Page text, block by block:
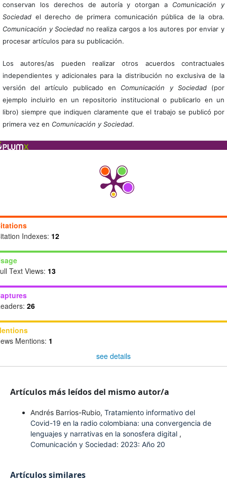
conservan los derechos de autoría y otorgan a Comunicación y
Sociedadel derecho de primera comunicación pública de la obra.
Comunicación y Sociedad no realiza cargos a los autores por enviar y
procesar artículos para su publicación.
Los autores/as pueden realizar otros acuerdos contractuales
independientes y adicionales para la distribución no exclusiva de la
versión del artículo publicado en Comunicación y Sociedad(por
ejemplo incluirlo en un repositorio institucional o publicarlo en un
libro) siempre que indiquen claramente que el trabajo se publicó por
primera vez en Comunicación y Sociedad.
Indexes: 12
Text Views: 13
26
Mentions: 1
see details
Artículos más leídos del mismo autor/a
Andrés Barrios-Rubio, Tratamiento informativo del
Covid-19 en la radio colombiana: una convergencia de
lenguajes y narrativas en la sonosfera digital ,
Comunicación y Sociedad: 2023: Año 20
Artículos similares